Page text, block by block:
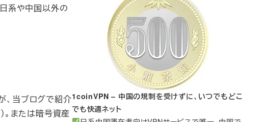
系や中国以外の
、当ブログで紹介
または暗号資産
1coinVPN – 中国の規制を受けずに、いつでもどこ
でも快適ネット